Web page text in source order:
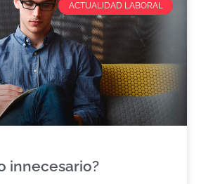
ACTUALIDAD LABORAL
innecesario?